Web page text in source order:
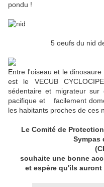
pondu !
5 oeufs du nid
Entre l'oiseau et le
est le VECUB
sédentaire et migrateur
pacifique et facilement
les habitants proches de ces
Le Comité de
Sympas
souhaite une bonne
et espère qu'ils